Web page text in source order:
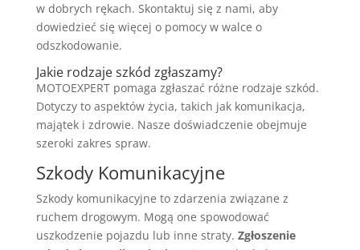
w dobrych rękach. Skontaktuj się z nami, aby
dowiedzieć się więcej o pomocy w walce o
odszkodowanie.
Jakie rodzaje szkód zgłaszamy?
MOTOEXPERT pomaga zgłaszać różne rodzaje szkód.
Dotyczy to aspektów życia, takich jak komunikacja,
majątek i zdrowie. Nasze doświadczenie obejmuje
szeroki zakres spraw.
Szkody Komunikacyjne
Szkody komunikacyjne to zdarzenia związane z
ruchem drogowym. Mogą one spowodować
uszkodzenie pojazdu lub inne straty. Zgłoszenie